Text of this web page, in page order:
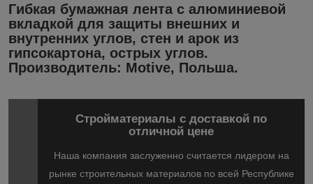
Гибкая бумажная лента с алюминиевой
вкладкой для защиты внешних и
внутренних углов, стен и арок из
гипсокартона, острых углов.
Производитель: Motive, Польша.
Стройматериалы с доставкой по
отличной цене
Наша компания заслуженно считается лидером на
рынке строительных материалов по всей Республике